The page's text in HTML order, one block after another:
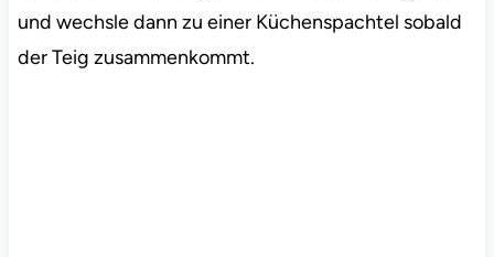
und wechsle dann zu einer Küchenspachtel sobald
der Teig zusammenkommt.